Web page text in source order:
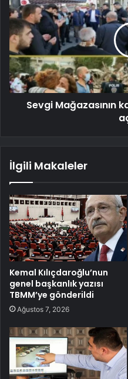
Sevgi Mağazasının
İlgili Makaleler
Kemal Kılıçdaroğlu’nun
genel başkanlık yazısı
TBMM’ye gönderildi
Ağustos 7, 2026